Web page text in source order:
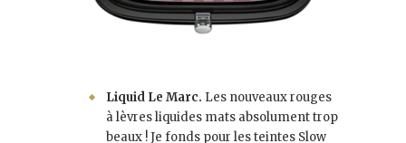
Liquid Le Marc. Les nouveaux rouges
à lèvres liquides mats absolument trop
beaux ! Je fonds pour les teintes Slow